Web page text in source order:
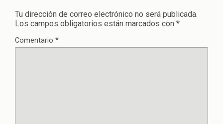
Tu dirección de correo electrónico no será publicada.
Los campos obligatorios están marcados con *
Comentario *